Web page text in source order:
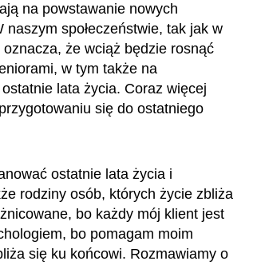
na powstawanie nowych
społeczeństwie, tak jak w
że wciąż będzie rosnąć
w tym także na
lata życia. Coraz więcej
się do ostatniego
ostatnie lata życia i
rodziny osób, których życie zbliża
bo każdy mój klient jest
bo pomagam moim
się ku końcowi. Rozmawiamy o